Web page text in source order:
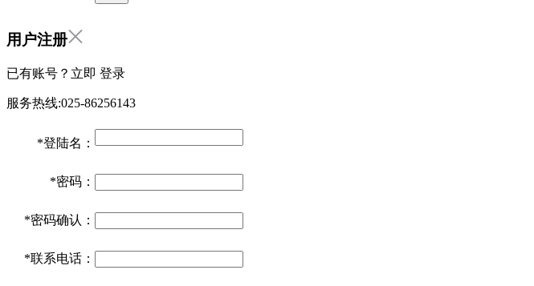
用户注册
已有账号？立即 登录
服务热线:025-86256143
*登陆名：
*密码：
*密码确认：
*联系电话：